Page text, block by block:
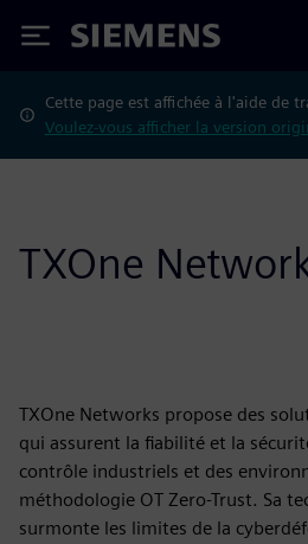
Siemens
Cette page est affichée à l'aide de
Voulez-vous afficher la version
TXOne
TXOne Networks propose des
qui assurent la fiabilité et la
contrôle industriels et des
méthodologie OT Zero-Trust. Sa
surmonte les limites de la